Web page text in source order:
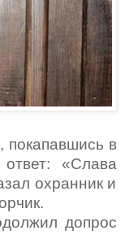
покапавшись в
«Слава
охранник и
допрос